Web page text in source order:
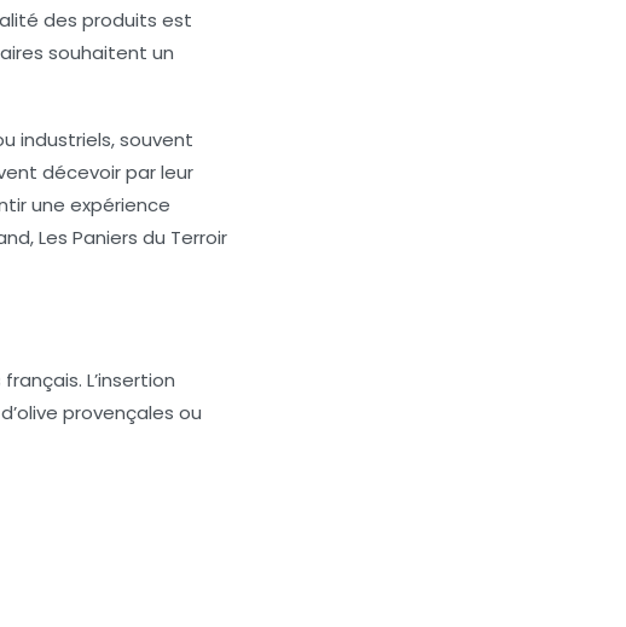
des produits est
souhaitent un
industriels, souvent
décevoir par leur
une expérience
,Les Paniers du Terroir
L’insertion
provençales ou